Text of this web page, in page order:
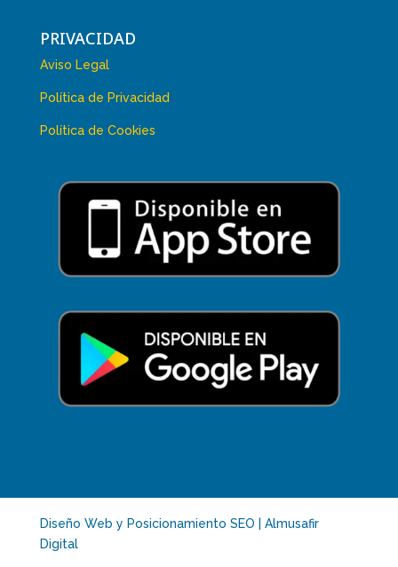
PRIVACIDAD
Aviso Legal
Política de Privacidad
Política de Cookies
Diseño Web y Posicionamiento SEO | Almusafir
Digital